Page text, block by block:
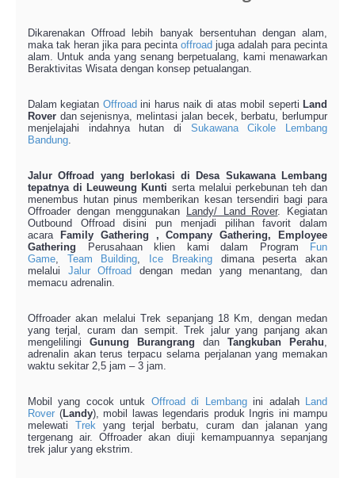
Dikarenakan Offroad lebih banyak bersentuhan dengan alam,
maka tak heran jika para pecinta offroad juga adalah para pecinta
alam. Untuk anda yang senang berpetualang, kami menawarkan
Beraktivitas Wisata dengan konsep petualangan.
Dalam kegiatan Offroad ini harus naik di atas mobil seperti Land
Rover dan sejenisnya, melintasi jalan becek, berbatu, berlumpur
menjelajahi indahnya hutan di Sukawana Cikole Lembang
Bandung.
Jalur Offroad yang berlokasi di Desa Sukawana Lembang
tepatnya di Leuweung Kunti serta melalui perkebunan teh dan
menembus hutan pinus memberikan kesan tersendiri bagi para
Offroader dengan menggunakan
Landy/ Land Rover. Kegiatan
Outbound Offroad disini pun menjadi pilihan favorit dalam
acara
Family Gathering , Company Gathering, Employee
Gathering
Perusahaan klien kami dalam Program
Fun
Game, Team Building, Ice Breakingdimana peserta akan
melalui Jalur Offroad dengan medan yang menantang, dan
memacu adrenalin.
Offroader akan melalui Trek sepanjang 18 Km, dengan medan
yang terjal, curam dan sempit. Trek jalur yang panjang akan
mengelilingi Gunung Burangrang dan Tangkuban Perahu,
adrenalin akan terus terpacu selama perjalanan yang memakan
waktu sekitar 2,5 jam – 3 jam.
Mobil yang cocok untuk Offroad di Lembangini adalah Land
Rover (Landy), mobil lawas legendaris produk Ingris ini mampu
melewati Trek yang terjal berbatu, curam dan jalanan yang
tergenang air. Offroader akan diuji kemampuannya sepanjang
trek jalur yang ekstrim.